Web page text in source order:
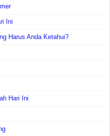
Ini
Harus Anda Ketahui?
Hari Ini